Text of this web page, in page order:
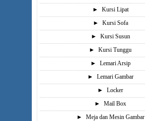
►
Kursi Lipat
►
Kursi Sofa
►
Kursi Susun
►
Kursi Tunggu
►
Lemari Arsip
►
Lemari Gambar
►
Locker
►
Mail Box
►
Meja dan Mesin Gambar